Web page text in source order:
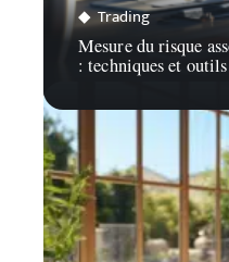
Trading
Mesure du risque
: techniques et outils